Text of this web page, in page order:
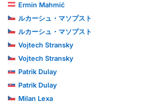
Ermin Mahmić
ルカーシュ・マソプスト
ルカーシュ・マソプスト
Vojtech Stransky
Vojtech Stransky
Patrik Dulay
Patrik Dulay
Milan Lexa